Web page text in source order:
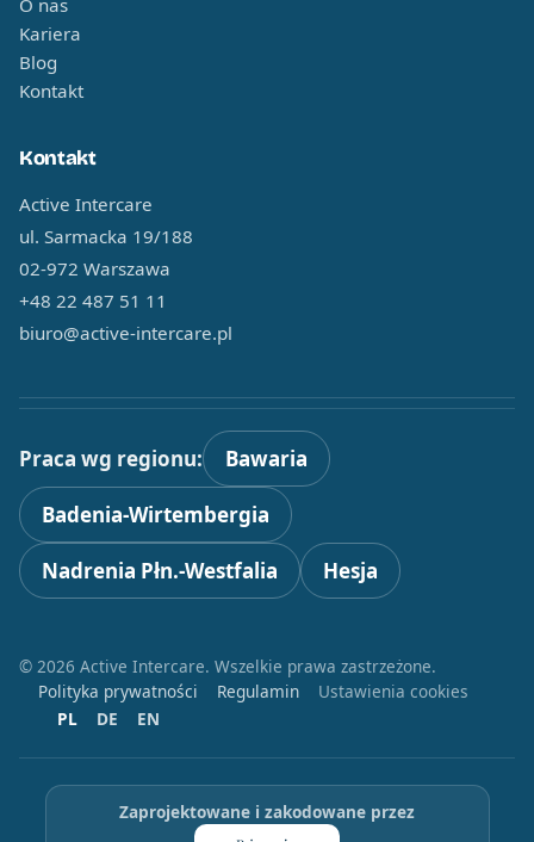
O nas
Kariera
Blog
Kontakt
Kontakt
Active Intercare
ul. Sarmacka 19/188
02-972 Warszawa
+48 22 487 51 11
biuro@active-intercare.pl
Praca wg regionu: Bawaria
Badenia-Wirtembergia
Nadrenia Płn.-Westfalia Hesja
© 2026 Active Intercare. Wszelkie prawa zastrzeżone.
Polityka prywatności
Regulamin
Ustawienia cookies
PL
DE EN
Zaprojektowane i zakodowane przez